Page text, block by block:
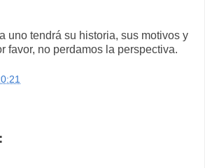
uno tendrá su historia, sus motivos y
favor, no perdamos la perspectiva.